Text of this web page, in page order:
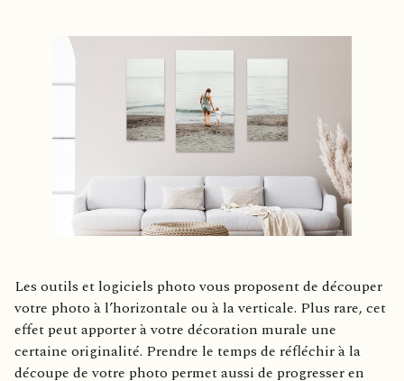
Les outils et logiciels photo vous proposent de découper
votre photo à l’horizontale ou à la verticale. Plus rare, cet
effet peut apporter à votre décoration murale une
certaine originalité. Prendre le temps de réfléchir à la
découpe de votre photo permet aussi de progresser en